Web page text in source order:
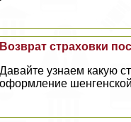
Возврат страховки
Давайте узнаем какую
оформление